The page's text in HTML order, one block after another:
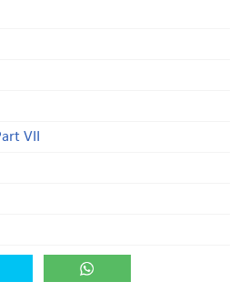
VII